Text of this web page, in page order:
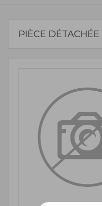
PIÈCE DÉTACHÉE |